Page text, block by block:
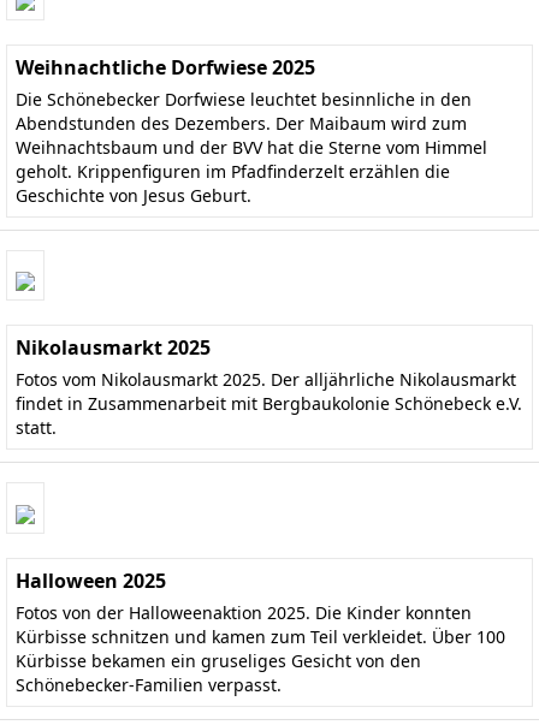
Weihnachtliche Dorfwiese 2025
Die Schönebecker Dorfwiese leuchtet besinnliche in den
Abendstunden des Dezembers. Der Maibaum wird zum
Weihnachtsbaum und der BVV hat die Sterne vom Himmel
geholt. Krippenfiguren im Pfadfinderzelt erzählen die
Geschichte von Jesus Geburt.
Nikolausmarkt 2025
Fotos vom Nikolausmarkt 2025. Der alljährliche Nikolausmarkt
findet in Zusammenarbeit mit Bergbaukolonie Schönebeck e.V.
statt.
Halloween 2025
Fotos von der Halloweenaktion 2025. Die Kinder konnten
Kürbisse schnitzen und kamen zum Teil verkleidet. Über 100
Kürbisse bekamen ein gruseliges Gesicht von den
Schönebecker-Familien verpasst.